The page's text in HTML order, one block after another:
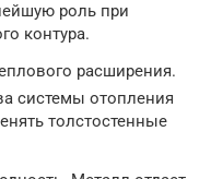
роль при
контура.
расширения.
системы отопления
толстостенные